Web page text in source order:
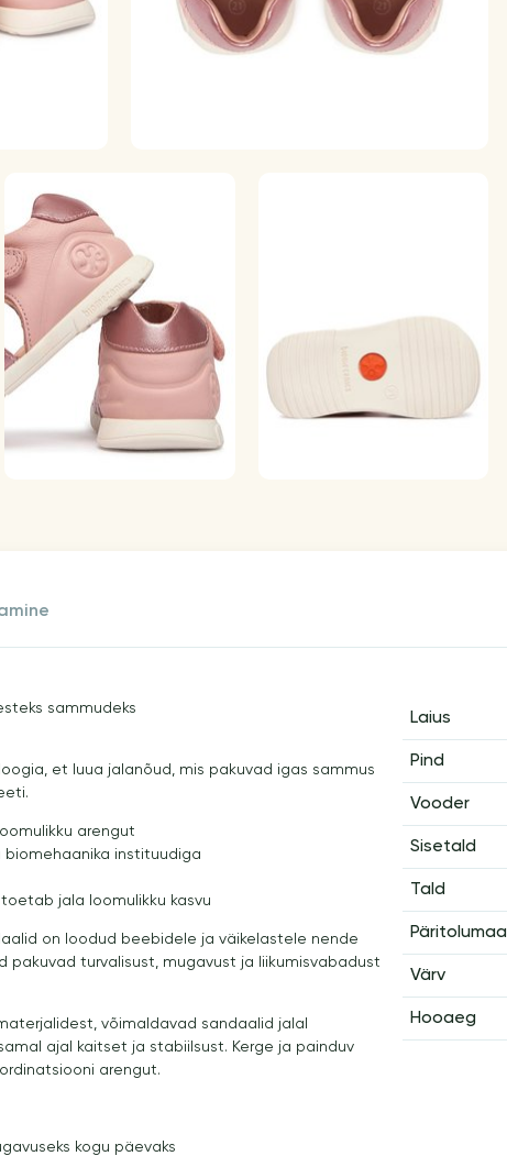
sammudeks
et luua jalanõud, mis pakuvad igas sammus
arengut
instituudiga
jala loomulikku kasvu
on loodud beebidele ja väikelastele nende
pakuvad turvalisust, mugavust ja liikumisvabadust
võimaldavad sandaalid jalal
ajal kaitset ja stabiilsust. Kerge ja painduv
arengut.
kogu päevaks
Laius
Pind
Vooder
Sisetald
Tald
Päritolumaa
Värv
Hooaeg